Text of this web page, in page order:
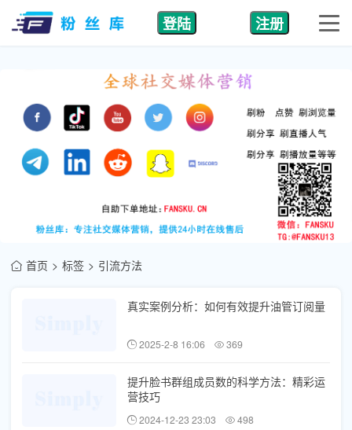
登陆 注册
首页 标签 引流方法
真实案例分析：如何有效提升油管订阅量
2025-2-8 16:06 369
提升脸书群组成员数的科学方法：精彩运
营技巧
2024-12-23 23:03 498